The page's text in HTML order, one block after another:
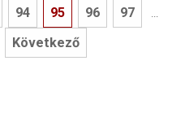
94 95 96 97 ...
Következő